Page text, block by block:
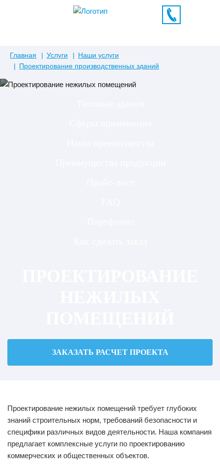
Главная Услуги
Наши услуги
Проектирование производственных зданий
ЗАКАЗАТЬ РАСЧЕТ ПРОЕКТА
Проектирование нежилых помещений требует глубоких
знаний строительных норм, требований безопасности и
специфики различных видов деятельности. Наша компания
предлагает комплексные услуги по проектированию
коммерческих и общественных объектов.